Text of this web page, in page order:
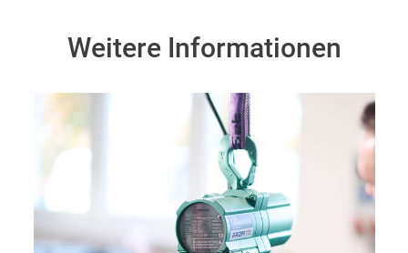
Weitere Informationen